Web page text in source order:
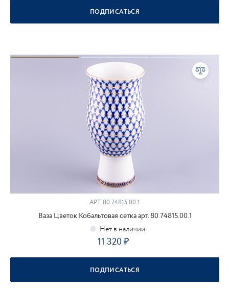
ПОДПИСАТЬСЯ
АРТ. 80.74815.00.1
Ваза Цветок Кобальтовая сетка арт. 80.74815.00.1
11 320
ПОДПИСАТЬСЯ